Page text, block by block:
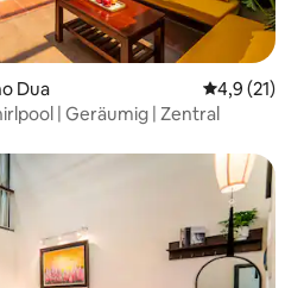
Dua
4,9 (21)
| Geräumig | Zentral